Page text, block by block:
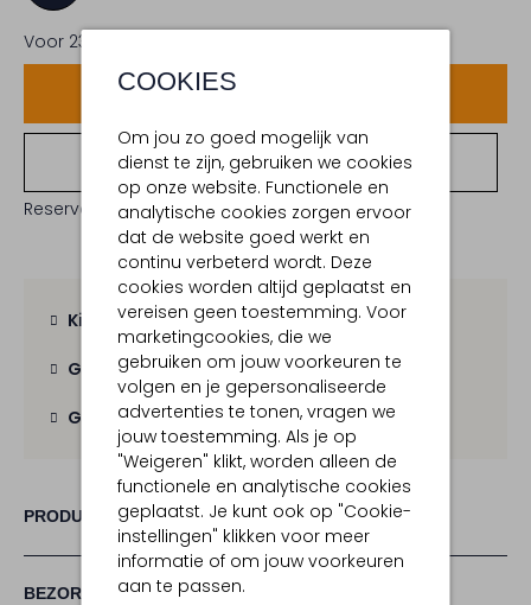
COOKIES
Om jou zo goed mogelijk van
dienst te zijn, gebruiken we cookies
op onze website. Functionele en
analytische cookies zorgen ervoor
dat de website goed werkt en
continu verbeterd wordt. Deze
cookies worden altijd geplaatst en
vereisen geen toestemming. Voor
marketingcookies, die we
gebruiken om jouw voorkeuren te
volgen en je gepersonaliseerde
advertenties te tonen, vragen we
jouw toestemming. Als je op
"Weigeren" klikt, worden alleen de
functionele en analytische cookies
geplaatst. Je kunt ook op "Cookie-
instellingen" klikken voor meer
informatie of om jouw voorkeuren
aan te passen.
Voor 23:59 uur besteld,
Voeg toe
Bekijk winkelvoorraad
Reserveer direct in een van onze 19 boutiques
Kies zelf je bezorgmoment
Gratis verzendingvanaf € 100,-
Gratis retourbinnen 30 dagen
PRODUCT INFORMATIE
BEZORGEN & RETOURNEREN